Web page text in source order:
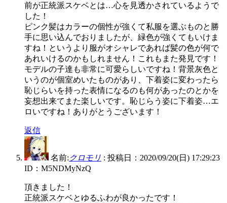
前が正統派スケベとは…心を見透かされているようで
した！
ピンク髪はカラーの個性が強くて私服を選ぶものと勝
手に思い込んでおりましたが、緑色が強くてもいけま
すね！というより服がオシャレであれば髪の色が何で
あれいけるのかもしれません！これもまた発見です！
モデルの子達も非常に可愛らしいですね！背景灰色と
いうのが個室めいたものがあり、下着姿に変わったら
恥じらいを持った表情になるのも何があったのとかを
妄想出来てまた楽しいです。恥じらう姿に下着姿…エ
ロいですね！ありがとうございます！
返信
名前: クロモリ : 投稿日：2020/09/20(日) 17:29:23
ID：M5NDMyNzQ
頂きました！
正統派スケベとゆるふわが良かったです！